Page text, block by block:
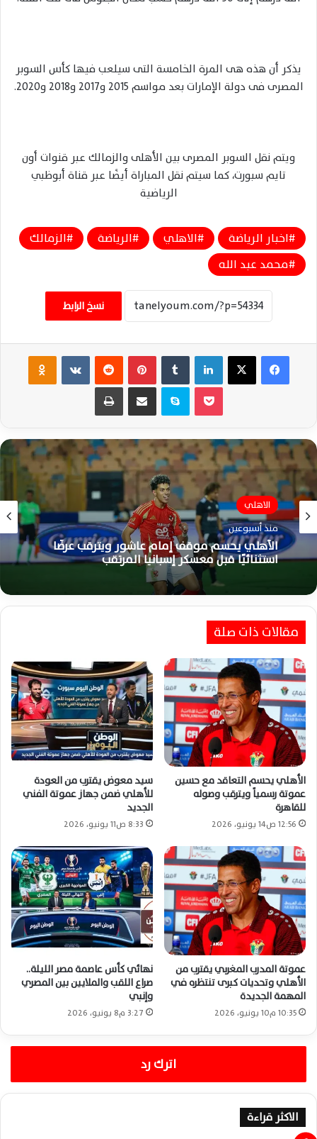
يذكر أن هذه هى المرة الخامسة التى سيلعب فيها كأس السوبر
المصرى فى دولة الإمارات بعد مواسم 2015 و2017 و2018 و2020.
ويتم نقل السوبر المصرى بين الأهلى والزمالك عبر قنوات أون
تايم سبورت، كما سيتم نقل المباراة أيضًا عبر قناة أبوظبي
الرياضية
اخبار الرياضة الاهلي الرياضة
الزمالك
محمد عبد الله
نسخ الرابط
فيسبوك ‫X لينكدإن بينتيريست ‏VKontakte
سكايب مشاركة عبر البريد طباعة
الاهلي
منذ أسبوعين
الأهلي يحسم موقف إمام عاشور ويترقب عرضًا
استثنائيًا قبل معسكر إسبانيا المرتقب
مقالات ذات صلة
الأهلي يحسم التعاقد مع حسين
عموتة رسمياً ويترقب وصوله
للقاهرة
12:56 ص14 يونيو، 2026
سيد معوض يقترب من العودة
للأهلي ضمن جهاز عموتة الفني
الجديد
8:33 ص11 يونيو، 2026
عموتة المدرب المغربي يقترب من
الأهلي وتحديات كبرى تنتظره في
المهمة الجديدة
10:35 م10 يونيو، 2026
نهائي كأس عاصمة مصر الليلة..
صراع اللقب والملايين بين المصري
وإنبي
3:27 م8 يونيو، 2026
اترك رد
الاكثر قراءة